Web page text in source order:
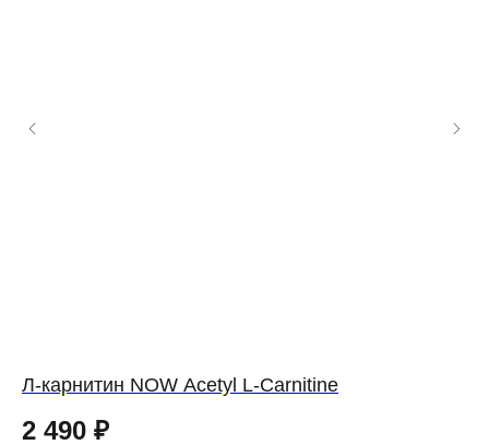
Л-карнитин NOW Acetyl L-Carnitine
2 490 ₽